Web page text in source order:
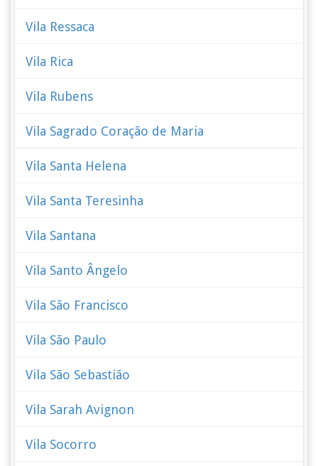
Vila Ressaca
Vila Rica
Vila Rubens
Vila Sagrado Coração de Maria
Vila Santa Helena
Vila Santa Teresinha
Vila Santana
Vila Santo Ângelo
Vila São Francisco
Vila São Paulo
Vila São Sebastião
Vila Sarah Avignon
Vila Socorro